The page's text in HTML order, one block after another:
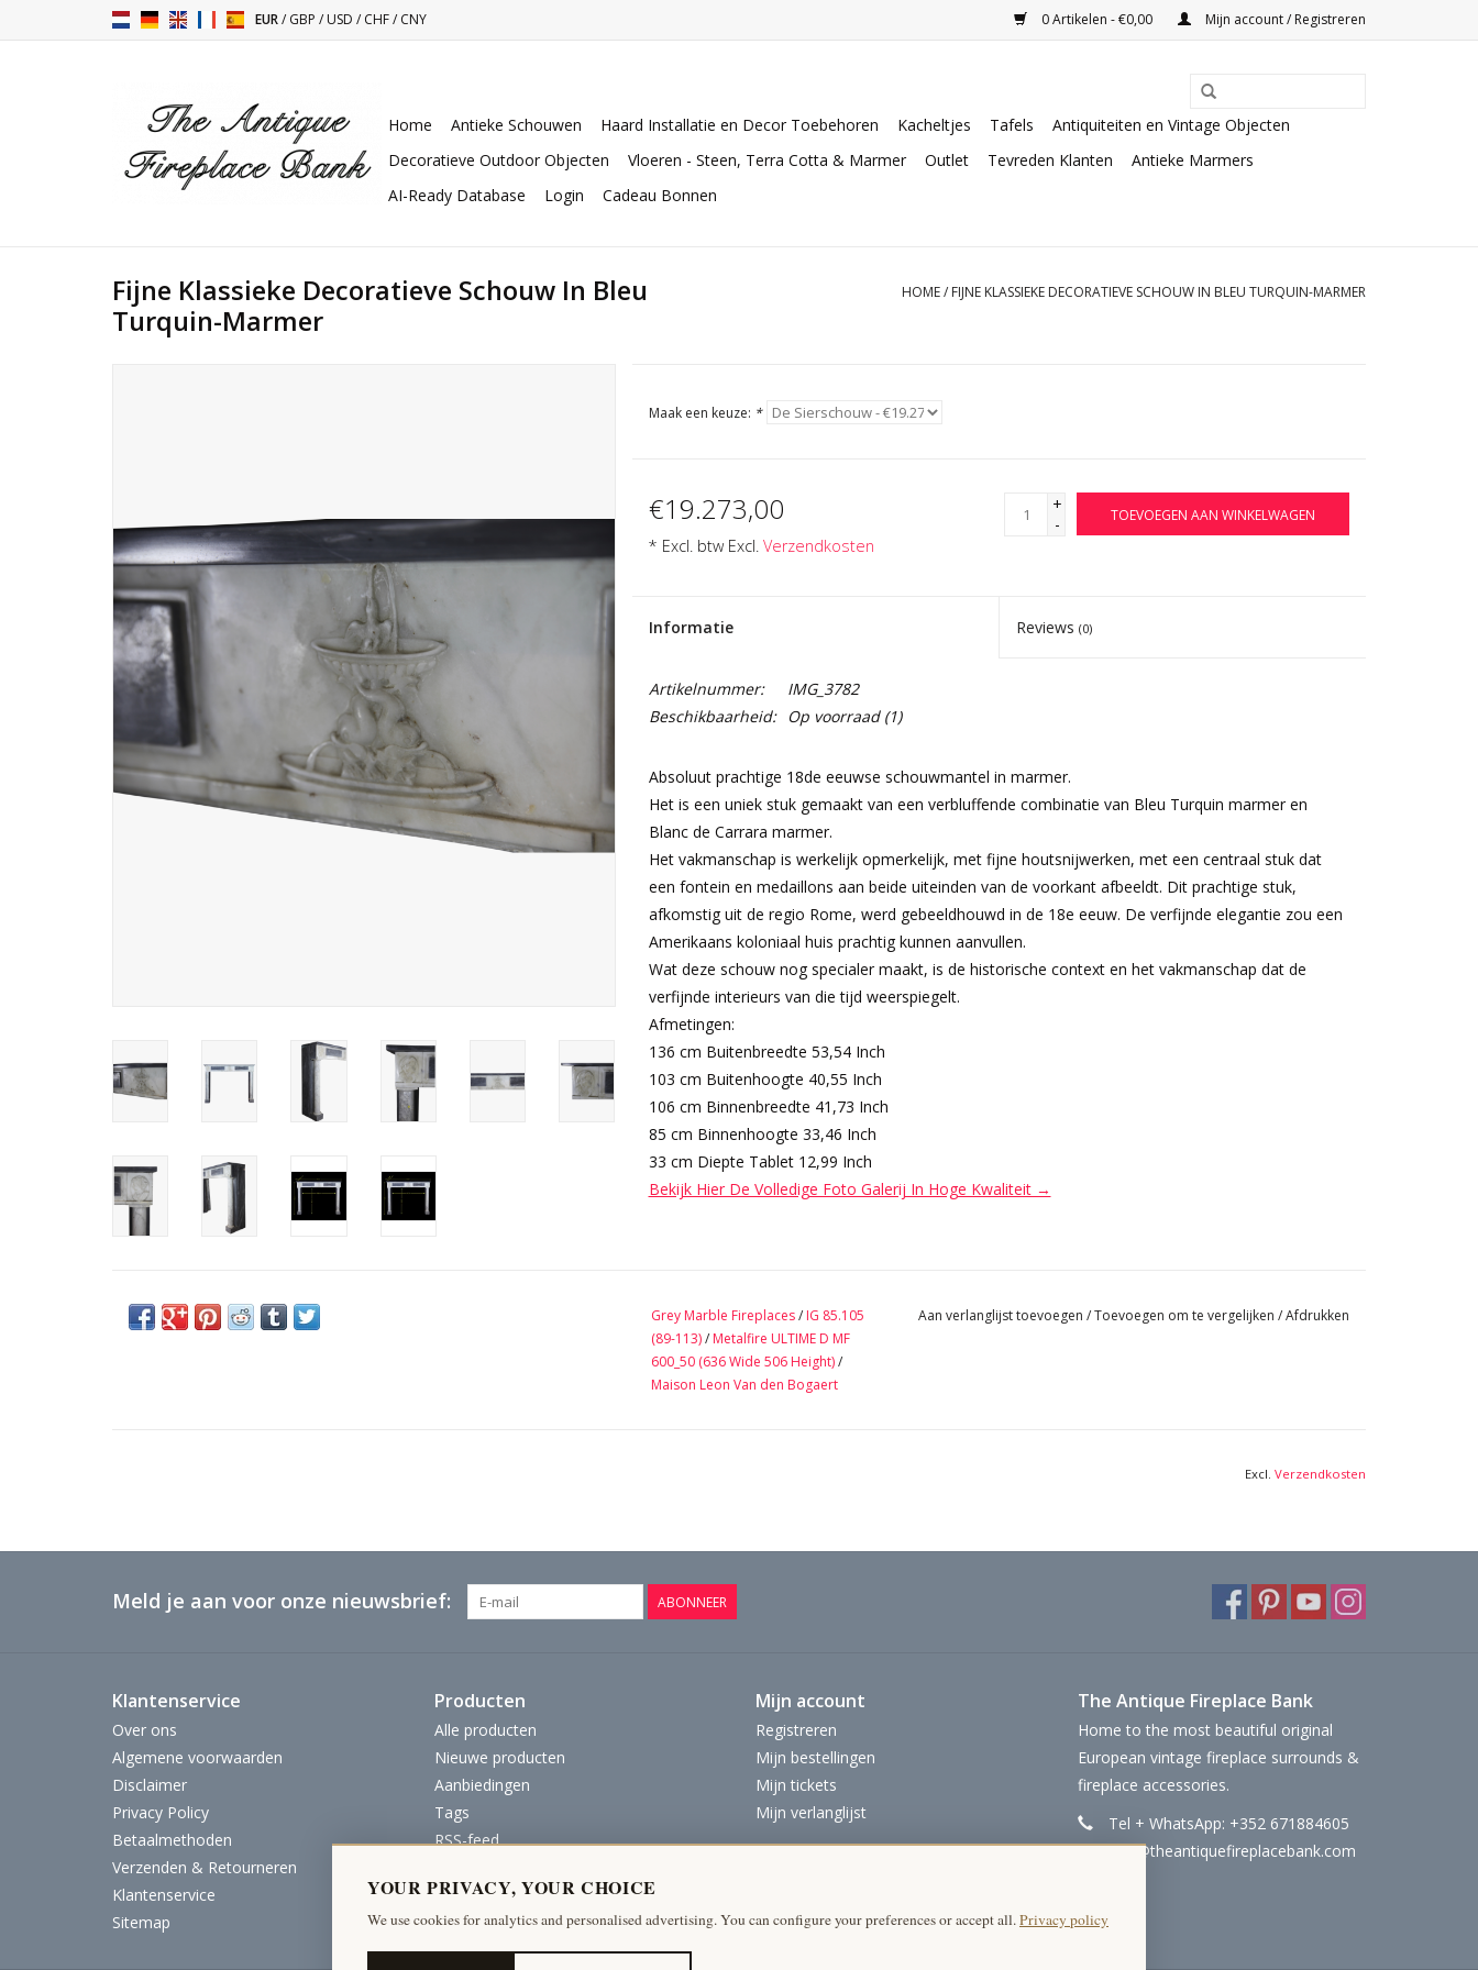
EUR/GBP /USD /CHF/CNY 0 Artikelen - €0,00 Mijn account / Registreren
Home Antieke Schouwen Haard Installatie en Decor Toebehoren Kacheltjes Tafels
Antiquiteiten en Vintage Objecten
Decoratieve Outdoor Objecten
Vloeren - Steen, Terra Cotta & Marmer Outlet Tevreden Klanten
Antieke Marmers
AI-Ready Database
Login Cadeau Bonnen
Fijne Klassieke Decoratieve Schouw In Bleu
Turquin-Marmer
HOME/ FIJNE KLASSIEKE DECORATIEVE SCHOUW IN BLEU TURQUIN-MARMER
Maak een keuze: *
€19.273,00
* Excl. btw Excl. Verzendkosten
+
-
TOEVOEGEN AAN WINKELWAGEN
Informatie Reviews(0)
Artikelnummer:
IMG_3782
Beschikbaarheid:
Op voorraad(1)
Absoluut prachtige 18de eeuwse schouwmantel in marmer.
Het is een uniek stuk gemaakt van een verbluffende combinatie van Bleu Turquin marmer en
Blanc de Carrara marmer.
Het vakmanschap is werkelijk opmerkelijk, met fijne houtsnijwerken, met een centraal stuk dat
een fontein en medaillons aan beide uiteinden van de voorkant afbeeldt. Dit prachtige stuk,
afkomstig uit de regio Rome, werd gebeeldhouwd in de 18e eeuw. De verfijnde elegantie zou een
Amerikaans koloniaal huis prachtig kunnen aanvullen.
Wat deze schouw nog specialer maakt, is de historische context en het vakmanschap dat de
verfijnde interieurs van die tijd weerspiegelt.
Afmetingen:
136 cm Buitenbreedte 53,54 Inch
103 cm Buitenhoogte 40,55 Inch
106 cm Binnenbreedte 41,73 Inch
85 cm Binnenhoogte 33,46 Inch
33 cm Diepte Tablet 12,99 Inch
Bekijk Hier De Volledige Foto Galerij In Hoge Kwaliteit →
Grey Marble Fireplaces/ IG 85.105
(89-113)/ Metalfire ULTIME D MF
600_50 (636 Wide 506 Height)/
Maison Leon Van den Bogaert
Aan verlanglijst toevoegen /Toevoegen om te vergelijken /Afdrukken
Excl. Verzendkosten
Meld je aan voor onze nieuwsbrief: ABONNEER
Klantenservice
Over ons
Algemene voorwaarden
Disclaimer
Privacy Policy
Betaalmethoden
Verzenden & Retourneren
Klantenservice
Sitemap
Producten
Alle producten
Nieuwe producten
Aanbiedingen
Tags
RSS-feed
Mijn account
Registreren
Mijn bestellingen
Mijn tickets
Mijn verlanglijst
The Antique Fireplace Bank
Home to the most beautiful original
European vintage fireplace surrounds &
fireplace accessories.
Tel + WhatsApp: +352 671884605
info@theantiquefireplacebank.com
YOUR PRIVACY, YOUR CHOICE
We use cookies for analytics and personalised advertising. You can configure your preferences or accept all.Privacy policy